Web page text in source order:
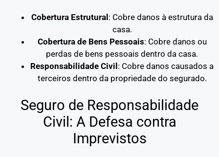
Cobertura Estrutural: Cobre danos à estrutura da
casa.
Cobertura de Bens Pessoais: Cobre danos ou
perdas de bens pessoais dentro da casa.
Responsabilidade Civil: Cobre danos causados a
terceiros dentro da propriedade do segurado.
Seguro de Responsabilidade
Civil: A Defesa contra
Imprevistos